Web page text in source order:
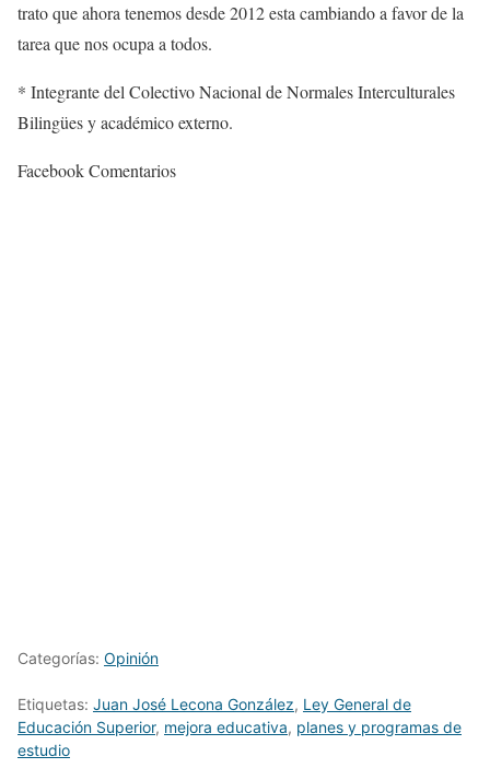
trato que ahora tenemos desde 2012 esta cambiando a favor de la
tarea que nos ocupa a todos.
* Integrante del Colectivo Nacional de Normales Interculturales
Bilingües y académico externo.
Facebook Comentarios
Categorías: Opinión
Etiquetas: Juan José Lecona González, Ley General de
Educación Superior, mejora educativa, planes y programas de
estudio